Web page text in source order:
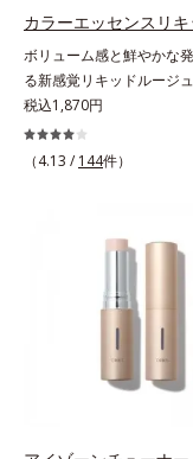
「ナノVCショットカプセ
合。カプセルが浸透してか
放出する特殊技術によっ
透力(*2)と安定性を実現
立ちをしっかりケア(*3)し
ぎやすいニキビ肌を、みず
清潔な垢抜け肌(*4)へと導
(*5)。*1 テトラ2-ヘキシ
アスコルビル、天然ビタミ
ド、スフィンゴ糖脂質*2
うるおいによりキメを整
目立たなくする*4 洗浄に
の除去*5 すべての方に皮
カラーエッセンスリキ
ボリューム感と鮮やかな
る新感覚リキッドルージ
ほど、鮮やかにボリューミ
本で美しい仕上がりを叶え
ドルージュです。唇の凹
唇への密着感を高め色持
るおいのあるふっくらと
けたての鮮やかな発色を両
す。マスクオフの瞬間も
を惹く唇に。* シリカ、水
シリル化シリカ、BG、ペ
税込1,870円
（4.13 / 144件）